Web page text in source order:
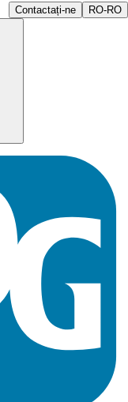
Contactați-ne RO-RO